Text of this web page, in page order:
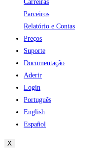
Carreiras
Parceiros
Relatório e Contas
Preços
Suporte
Documentação
Aderir
Login
Português
English
Español
X